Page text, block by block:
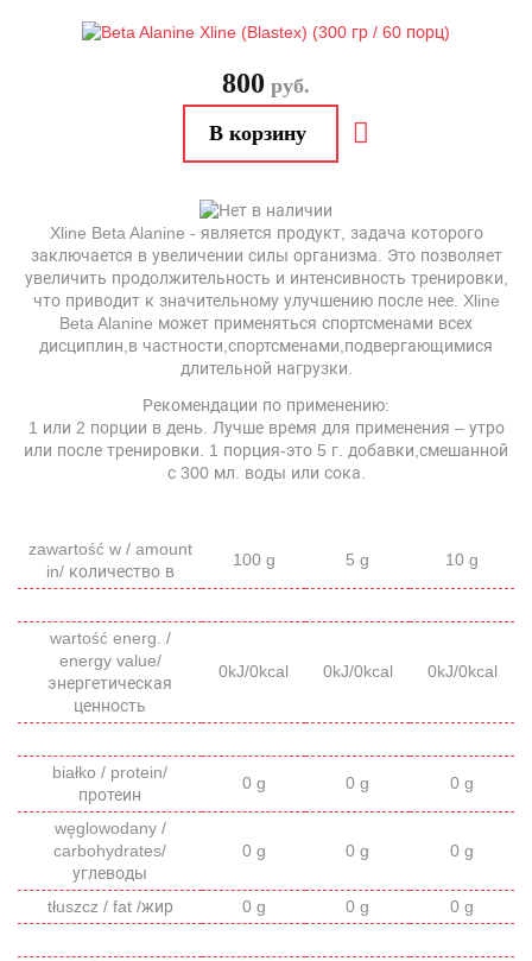
800 руб.
Xline Beta Alanine - является продукт, задача которого
заключается в увеличении силы организма. Это позволяет
увеличить продолжительность и интенсивность тренировки,
что приводит к значительному улучшению после нее. Xline
Beta Alanine может применяться спортсменами всех
дисциплин,в частности,спортсменами,подвергающимися
длительной нагрузки.
Рекомендации по применению:
1 или 2 порции в день. Лучше время для применения – утро
или после тренировки. 1 порция-это 5 г. добавки,смешанной
с 300 мл. воды или сока.
zawartość w / amount
in/ количество в
100 g 5 g 10 g
wartość energ. /
energy value/
энергетическая
ценность
0kJ/0kcal 0kJ/0kcal 0kJ/0kcal
białko / protein/
протеин
0 g 0 g 0 g
węglowodany /
carbohydrates/
углеводы
0 g 0 g 0 g
tłuszcz / fat /жир 0 g 0 g 0 g